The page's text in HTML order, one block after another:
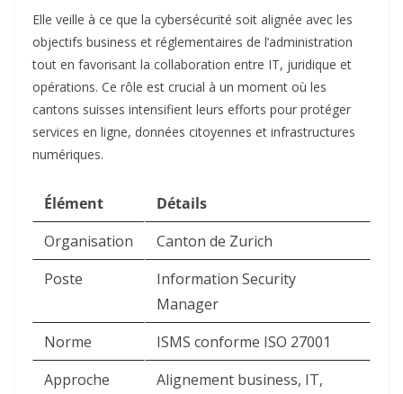
Elle veille à ce que la cybersécurité soit alignée avec les
objectifs business et réglementaires de l’administration
tout en favorisant la collaboration entre IT, juridique et
opérations. Ce rôle est crucial à un moment où les
cantons suisses intensifient leurs efforts pour protéger
services en ligne, données citoyennes et infrastructures
numériques.​
Élément
Détails
Organisation
Canton de Zurich ​
Poste
Information Security
Manager ​
Norme
ISMS conforme ISO 27001 ​
Approche
Alignement business, IT,